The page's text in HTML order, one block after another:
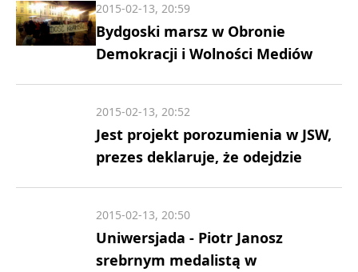
Bydgoski marsz w Obronie
Demokracji i Wolności Mediów
2015-02-13, 20:59
Jest projekt porozumienia w JSW,
prezes deklaruje, że odejdzie
2015-02-13, 20:52
Uniwersjada - Piotr Janosz
srebrnym medalistą w
2015-02-13, 20:50